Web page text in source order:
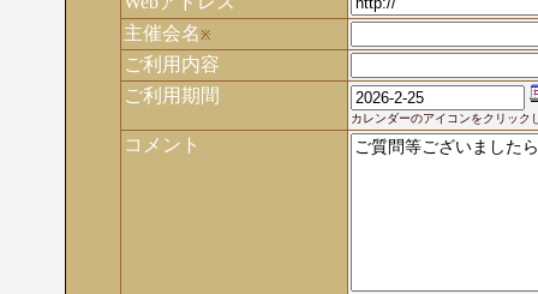
主催会名※
ご利用内容
ご利用期間
カレンダーのアイコンをクリック
コメント